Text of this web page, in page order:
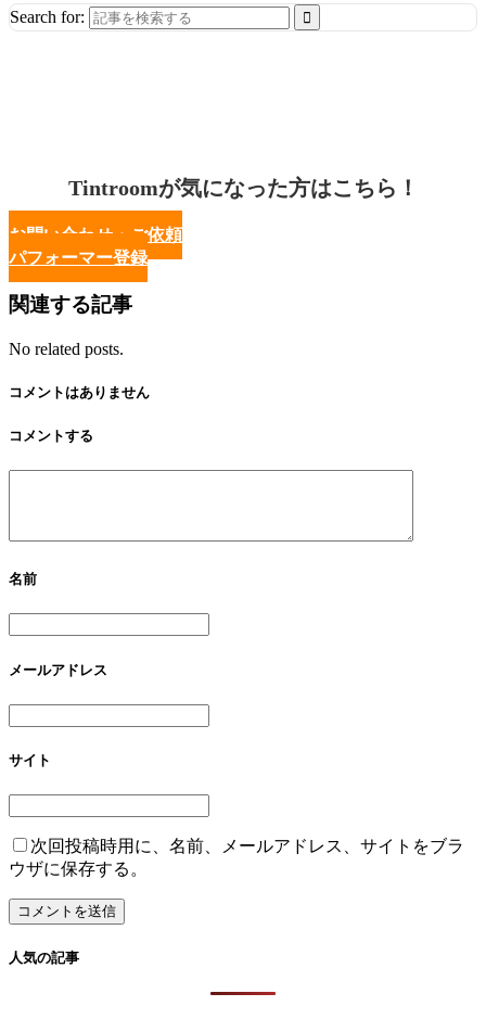
Search for:
Tintroomが気になった方はこちら！
お問い合わせ・ご依頼
パフォーマー登録
関連する記事
No related posts.
コメントはありません
コメントする
名前
メールアドレス
サイト
次回投稿時用に、名前、メールアドレス、サイトをブラ
ウザに保存する。
人気の記事